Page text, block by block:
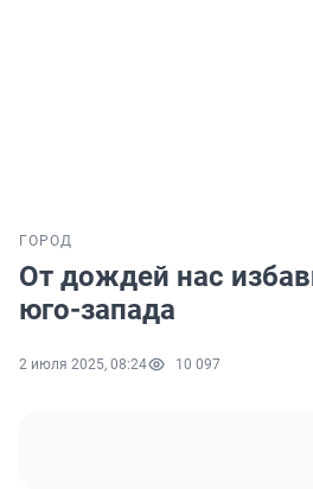
ГОРОД
От дождей нас
юго-запада
2 июля 2025, 08:24 10 097